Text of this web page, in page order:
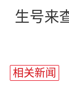
生号来
相关新闻